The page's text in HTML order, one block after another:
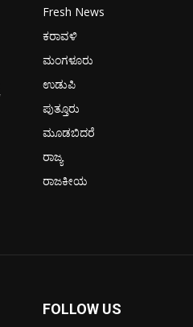
Fresh News
ಕರಾವಳಿ
ಮಂಗಳೂರು
ಉಡುಪಿ
ಪುತ್ತೂರು
ಮೂಡಬಿದರೆ
ರಾಜ್ಯ
ರಾಜಕೀಯ
FOLLOW US